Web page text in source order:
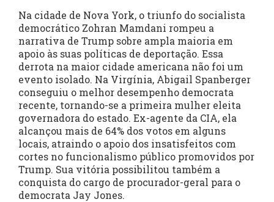
Na cidade de Nova York, o triunfo do socialista
democrático Zohran Mamdani rompeu a
narrativa de Trump sobre ampla maioria em
apoio às suas políticas de deportação. Essa
derrota na maior cidade americana não foi um
evento isolado. Na Virgínia, Abigail Spanberger
conseguiu o melhor desempenho democrata
recente, tornando-se a primeira mulher eleita
governadora do estado. Ex-agente da CIA, ela
alcançou mais de 64% dos votos em alguns
locais, atraindo o apoio dos insatisfeitos com
cortes no funcionalismo público promovidos por
Trump. Sua vitória possibilitou também a
conquista do cargo de procurador-geral para o
democrata Jay Jones.